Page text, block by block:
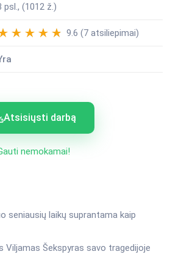
psl., (1012 ž.)
9.6 (7 atsiliepimai)
Atsisiųsti darbą
nemokamai!
seniausių laikų suprantama kaip
Viljamas Šekspyras savo tragedijoje